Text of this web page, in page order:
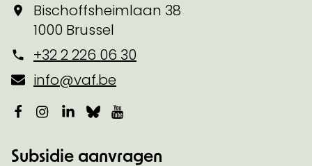
Bischoffsheimlaan 38
1000 Brussel
+32 2 226 06 30
info@vaf.be
Facebook
Instagram
LinkedIn
Bluesky
Subsidie aanvragen